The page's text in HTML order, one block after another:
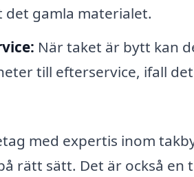
gamla materialet.
När taket är bytt kan
till efterservice, ifall
med expertis inom
rätt sätt. Det är också